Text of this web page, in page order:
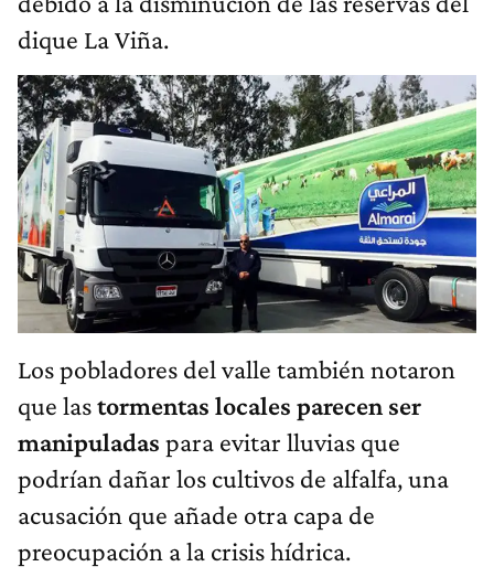
dique La Viña.
Los pobladores del valle también notaron
que lastormentas locales parecen ser
manipuladas para evitar lluvias que
podrían dañar los cultivos de alfalfa, una
acusación que añade otra capa de
preocupación a la crisis hídrica.